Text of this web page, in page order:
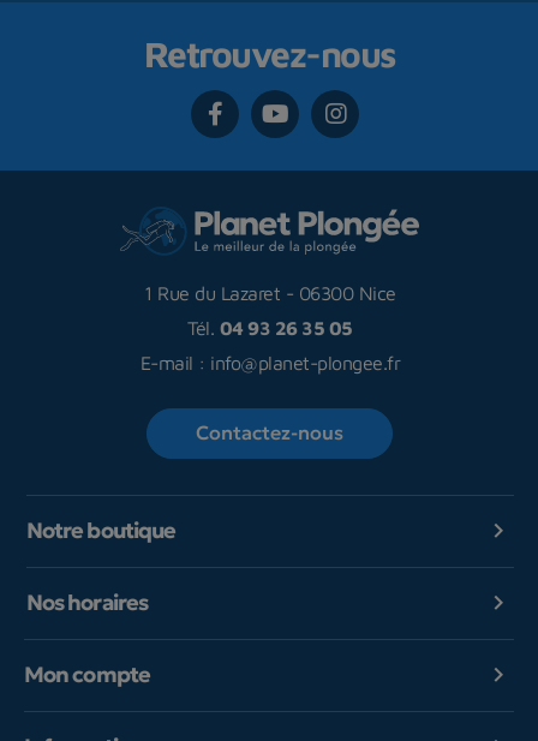
Retrouvez-nous
1 Rue du Lazaret - 06300 Nice
Tél. 04 93 26 35 05
E-mail : info@planet-plongee.fr
Contactez-nous
Notre boutique 
Nos horaires 
Mon compte 